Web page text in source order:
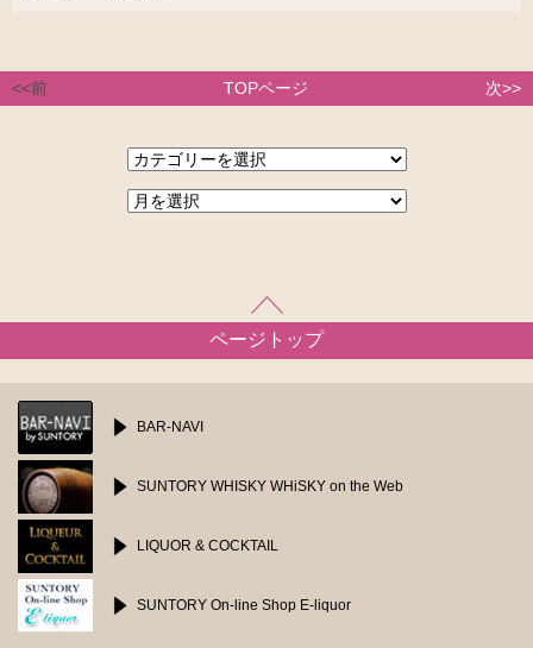
<<前 TOPページ 次>>
ページトップ
BAR-NAVI
SUNTORY WHISKY WHiSKY on the Web
LIQUOR & COCKTAIL
SUNTORY On-line Shop E-liquor